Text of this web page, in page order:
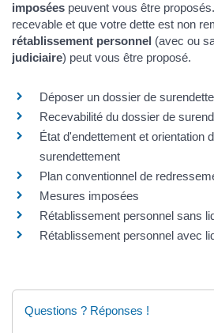
imposées peuvent vous être
recevable et que votre dette est non
rétablissement personnel (avec ou
judiciaire) peut vous être proposé.
Déposer un dossier de
Recevabilité du dossier de
État d'endettement et orientation
surendettement
Plan conventionnel de
Mesures imposées
Rétablissement personnel sans
Rétablissement personnel avec
Questions ? Réponses !